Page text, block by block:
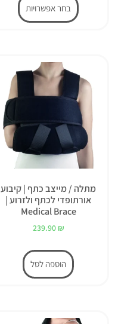
בחר אפשרויות
מתלה / מייצב כתף | קיבוע
אורתופדי לכתף ולזרוע |
Medical Brace
239.90 ₪
הוספה לסל